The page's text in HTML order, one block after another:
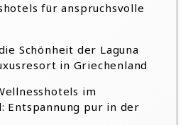
für anspruchsvolle
Schönheit der Laguna
in Griechenland
im
Entspannung pur in der